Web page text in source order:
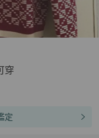
穿
定